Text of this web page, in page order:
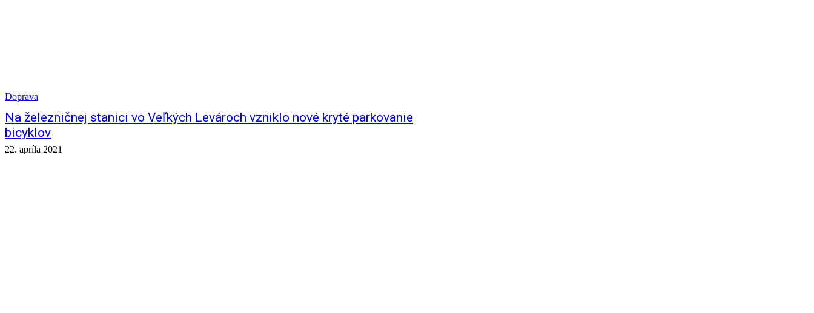
Doprava
Na železničnej stanici vo Veľkých Levároch vzniklo nové kryté parkovanie
bicyklov
22. apríla 2021